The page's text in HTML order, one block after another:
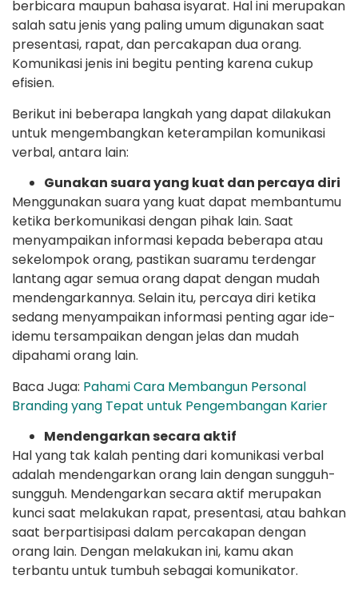
berbicara maupun bahasa isyarat. Hal ini merupakan
salah satu jenis yang paling umum digunakan saat
presentasi, rapat, dan percakapan dua orang.
Komunikasi jenis ini begitu penting karena cukup
efisien.
Berikut ini beberapa langkah yang dapat dilakukan
untuk mengembangkan keterampilan komunikasi
verbal, antara lain:
Gunakan suara yang kuat dan percaya diri
Menggunakan suara yang kuat dapat membantumu
ketika berkomunikasi dengan pihak lain. Saat
menyampaikan informasi kepada beberapa atau
sekelompok orang, pastikan suaramu terdengar
lantang agar semua orang dapat dengan mudah
mendengarkannya. Selain itu, percaya diri ketika
sedang menyampaikan informasi penting agar ide-
idemu tersampaikan dengan jelas dan mudah
dipahami orang lain.
Baca Juga: Pahami Cara Membangun Personal
Branding yang Tepat untuk Pengembangan Karier
Mendengarkan secara aktif
Hal yang tak kalah penting dari komunikasi verbal
adalah mendengarkan orang lain dengan sungguh-
sungguh. Mendengarkan secara aktif merupakan
kunci saat melakukan rapat, presentasi, atau bahkan
saat berpartisipasi dalam percakapan dengan
orang lain. Dengan melakukan ini, kamu akan
terbantu untuk tumbuh sebagai komunikator.